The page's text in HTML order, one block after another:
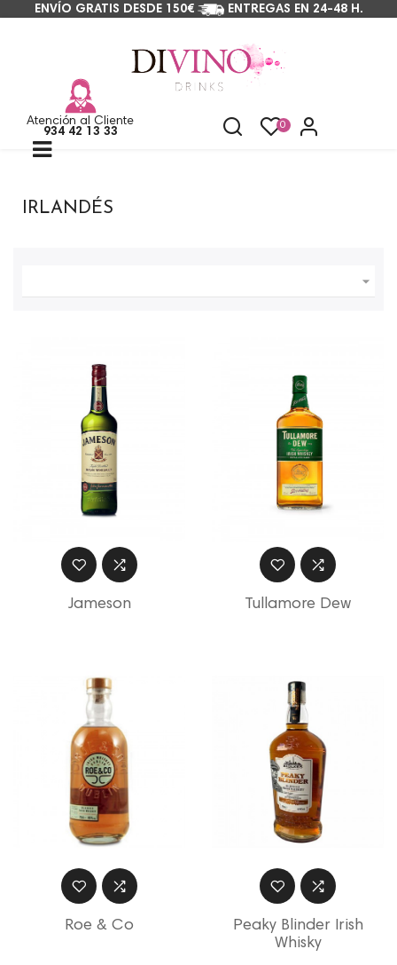
ENVÍO GRATIS DESDE 150€ ENTREGAS EN 24-48 H.
Atención al Cliente
934 42 13 33
0
Navegación
☰
IRLANDÉS

Jameson Tullamore Dew
Roe & Co
Peaky Blinder Irish
Whisky